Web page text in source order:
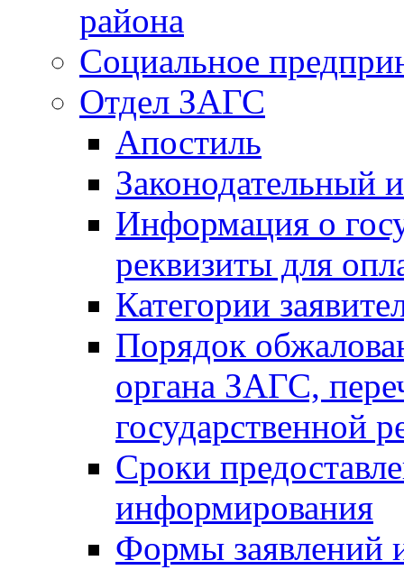
района
Социальное
Отдел ЗАГС
Апостиль
Законодательный
Информация о
реквизиты для
Категории
Порядок
органа ЗАГС,
государственной
Сроки
информирования
Формы заявлений